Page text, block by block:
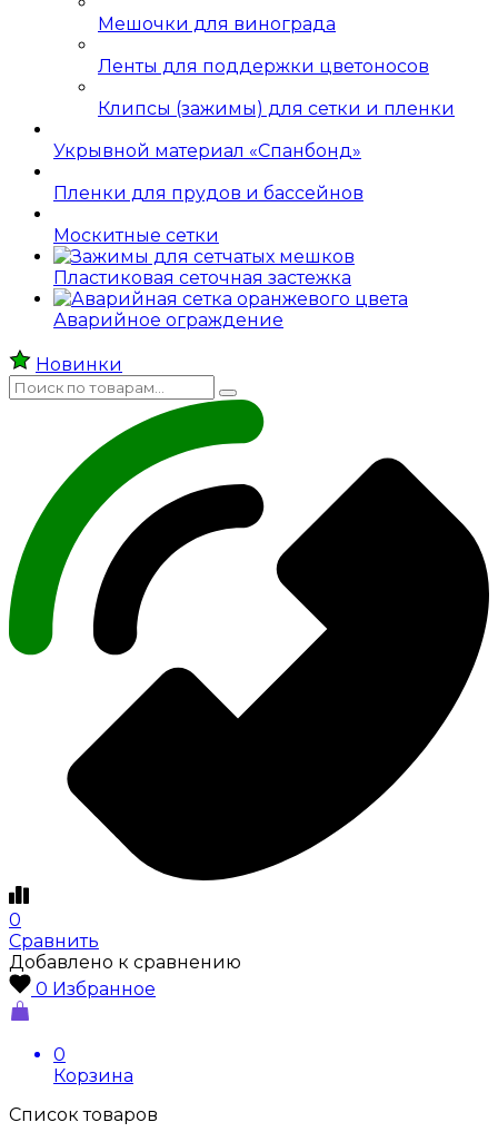
Мешочки для винограда
Ленты для поддержки цветоносов
Клипсы (зажимы) для сетки и пленки
Укрывной материал «Спанбонд»
Пленки для прудов и бассейнов
Москитные сетки
Пластиковая сеточная застежка
Аварийное ограждение
Новинки
0
Сравнить
Добавлено к сравнению
0 Избранное
0
Корзина
Список товаров